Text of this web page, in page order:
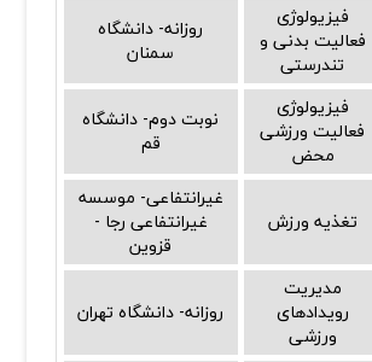
فیزیولوژی
فعالیت بدنی و
تندرستی
روزانه- دانشگاه
سمنان
فیزیولوژی
فعالیت ورزشی
محض
نوبت دوم- دانشگاه
قم
تغذیه ورزش
غیرانتفاعی- موسسه
غیرانتفاعی رجا -
قزوین
مدیریت
رویدادهای
ورزشی
روزانه- دانشگاه تهران